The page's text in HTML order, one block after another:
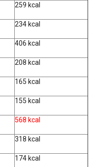
259 kcal
234 kcal
406 kcal
208 kcal
165 kcal
155 kcal
568 kcal
318 kcal
174 kcal